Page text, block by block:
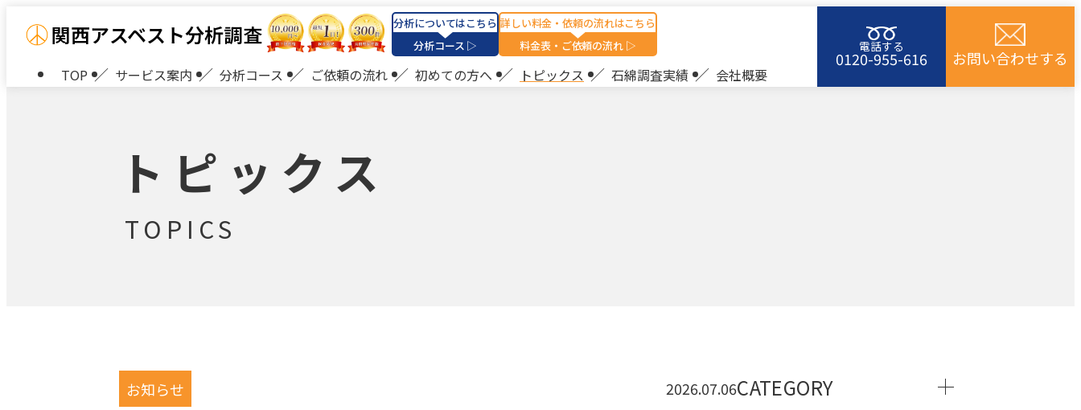
関西アスベスト分析調査
分析についてはこちら
分析コース ▷
詳しい料金・依頼の流れはこちら
料金表・ご依頼の流れ ▷
TOP サービス案内 分析コース ご依頼の流れ 初めての方へ トピックス 石綿調査実績 会社概要
電話する
0120-955-616 お問い合わせする
トピックス
TOPICS
お知らせ 2026.07.06CATEGORY